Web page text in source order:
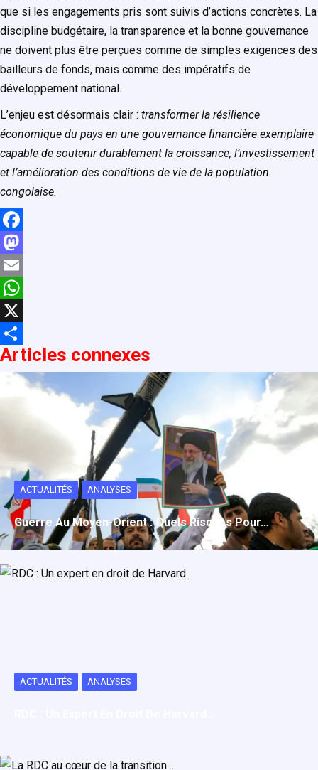
que si les engagements pris sont suivis d’actions concrètes. La
discipline budgétaire, la transparence et la bonne gouvernance
ne doivent plus être perçues comme de simples exigences des
bailleurs de fonds, mais comme des impératifs de
développement national.
L’enjeu est désormais clair : transformer la résilience
économique du pays en une gouvernance financière exemplaire
capable de soutenir durablement la croissance, l’investissement
et l’amélioration des conditions de vie de la population
congolaise.
F
a
c
e
b
o
k
M
a
s
o
o
E
m
a
i
W
h
a
s
X
P
r
Articles connexes
ACTUALITÉS ANALYSES
Guerre Au Moyen-Orient : Quels Risques Pour…
ACTUALITÉS ANALYSES